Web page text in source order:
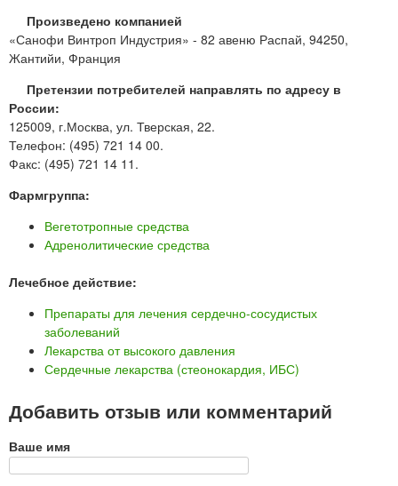
Произведено компанией
«Санофи Винтроп Индустрия» - 82 авеню Распай, 94250,
Жантийи, Франция
Претензии потребителей направлять по адресу в
России:
125009, г.Москва, ул. Тверская, 22.
Телефон: (495) 721 14 00.
Факс: (495) 721 14 11.
Фармгруппа:
Вегетотропные средства
Адренолитические средства
Лечебное действие:
Препараты для лечения сердечно-сосудистых
заболеваний
Лекарства от высокого давления
Сердечные лекарства (стеонокардия, ИБС)
Добавить отзыв или комментарий
Ваше имя